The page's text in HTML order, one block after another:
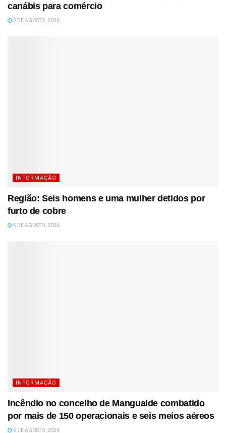
canábis para comércio
6 DE AGOSTO, 2026
INFORMAÇÃO
Região: Seis homens e uma mulher detidos por
furto de cobre
6 DE AGOSTO, 2026
INFORMAÇÃO
Incêndio no concelho de Mangualde combatido
por mais de 150 operacionais e seis meios aéreos
6 DE AGOSTO, 2026